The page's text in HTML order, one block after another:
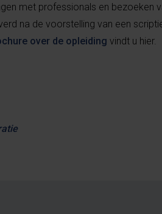
met professionals en bezoeken
na de voorstelling van een
over de opleiding vindt u hier.